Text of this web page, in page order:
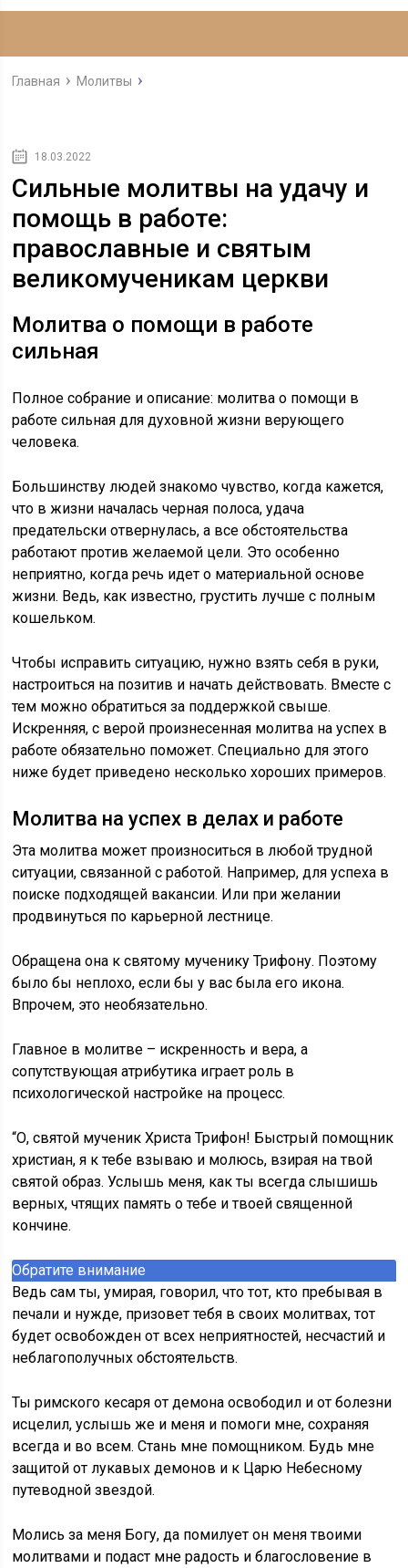
Главная Молитвы
18.03.2022
Сильные молитвы на удачу и
помощь в работе:
православные и святым
великомученикам церкви
Молитва о помощи в работе
сильная
Полное собрание и описание: молитва о помощи в
работе сильная для духовной жизни верующего
человека.
Большинству людей знакомо чувство, когда кажется,
что в жизни началась черная полоса, удача
предательски отвернулась, а все обстоятельства
работают против желаемой цели. Это особенно
неприятно, когда речь идет о материальной основе
жизни. Ведь, как известно, грустить лучше с полным
кошельком.
Чтобы исправить ситуацию, нужно взять себя в руки,
настроиться на позитив и начать действовать. Вместе с
тем можно обратиться за поддержкой свыше.
Искренняя, с верой произнесенная молитва на успех в
работе обязательно поможет. Специально для этого
ниже будет приведено несколько хороших примеров.
Молитва на успех в делах и работе
Эта молитва может произноситься в любой трудной
ситуации, связанной с работой. Например, для успеха в
поиске подходящей вакансии. Или при желании
продвинуться по карьерной лестнице.
Обращена она к святому мученику Трифону. Поэтому
было бы неплохо, если бы у вас была его икона.
Впрочем, это необязательно.
Главное в молитве – искренность и вера, а
сопутствующая атрибутика играет роль в
психологической настройке на процесс.
“О, святой мученик Христа Трифон! Быстрый помощник
христиан, я к тебе взываю и молюсь, взирая на твой
святой образ. Услышь меня, как ты всегда слышишь
верных, чтящих память о тебе и твоей священной
кончине.
Обратите внимание
Ведь сам ты, умирая, говорил, что тот, кто пребывая в
печали и нужде, призовет тебя в своих молитвах, тот
будет освобожден от всех неприятностей, несчастий и
неблагополучных обстоятельств.
Ты римского кесаря от демона освободил и от болезни
исцелил, услышь же и меня и помоги мне, сохраняя
всегда и во всем. Стань мне помощником. Будь мне
защитой от лукавых демонов и к Царю Небесному
путеводной звездой.
Молись за меня Богу, да помилует он меня твоими
молитвами и подаст мне радость и благословение в